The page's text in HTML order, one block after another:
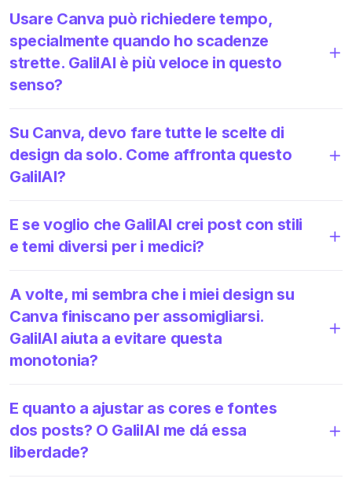
Usare Canva può richiedere tempo,
specialmente quando ho scadenze
strette. GalilAI è più veloce in questo
senso?
Su Canva, devo fare tutte le scelte di
design da solo. Come affronta questo
GalilAI?
E se voglio che GalilAI crei post con stili
e temi diversi per i medici?
A volte, mi sembra che i miei design su
Canva finiscano per assomigliarsi.
GalilAI aiuta a evitare questa
monotonia?
E quanto a ajustar as cores e fontes
dos posts? O GalilAI me dá essa
liberdade?